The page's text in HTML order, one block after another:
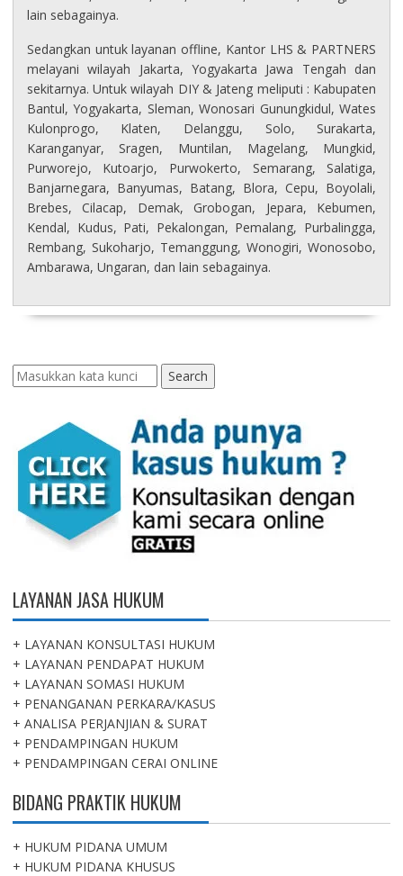
lain sebagainya.
Sedangkan untuk layanan offline, Kantor LHS & PARTNERS
melayani wilayah Jakarta, Yogyakarta Jawa Tengah dan
sekitarnya. Untuk wilayah DIY & Jateng meliputi : Kabupaten
Bantul, Yogyakarta, Sleman, Wonosari Gunungkidul, Wates
Kulonprogo, Klaten, Delanggu, Solo, Surakarta,
Karanganyar, Sragen, Muntilan, Magelang, Mungkid,
Purworejo, Kutoarjo, Purwokerto, Semarang, Salatiga,
Banjarnegara, Banyumas, Batang, Blora, Cepu, Boyolali,
Brebes, Cilacap, Demak, Grobogan, Jepara, Kebumen,
Kendal, Kudus, Pati, Pekalongan, Pemalang, Purbalingga,
Rembang, Sukoharjo, Temanggung, Wonogiri, Wonosobo,
Ambarawa, Ungaran, dan lain sebagainya.
Search
LAYANAN JASA HUKUM
+ LAYANAN KONSULTASI HUKUM
+ LAYANAN PENDAPAT HUKUM
+ LAYANAN SOMASI HUKUM
+ PENANGANAN PERKARA/KASUS
+ ANALISA PERJANJIAN & SURAT
+ PENDAMPINGAN HUKUM
+ PENDAMPINGAN CERAI ONLINE
BIDANG PRAKTIK HUKUM
+ HUKUM PIDANA UMUM
+ HUKUM PIDANA KHUSUS